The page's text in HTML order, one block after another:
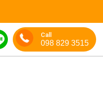
Call
098 829 3515